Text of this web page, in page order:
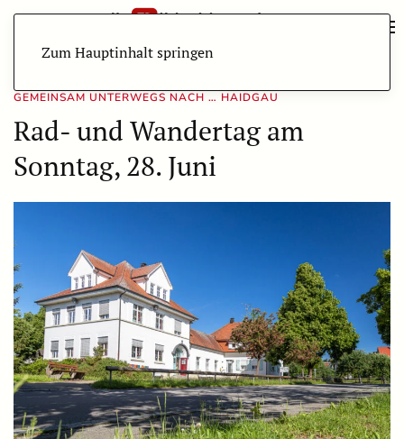
Zum Hauptinhalt springen
GEMEINSAM UNTERWEGS NACH … HAIDGAU
Rad- und Wandertag am
Sonntag, 28. Juni